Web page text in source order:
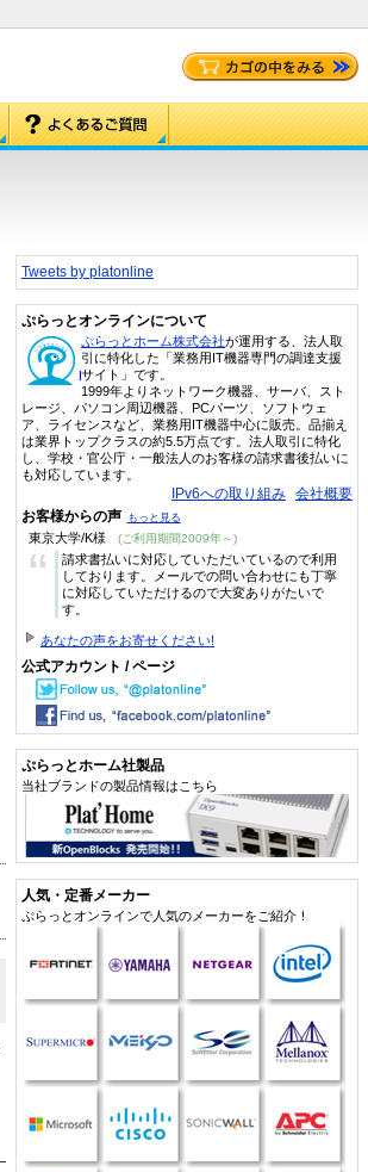
Tweets by platonline
ぷらっとオンラインについて
ぷらっとホーム株式会社が運用する、法人取
引に特化した「業務用IT機器専門の調達支援
サイト」です。
1999年よりネットワーク機器、サーバ、スト
レージ、パソコン周辺機器、PCパーツ、ソフトウェ
ア、ライセンスなど、業務用IT機器中心に販売。品揃え
は業界トップクラスの約5.5万点です。法人取引に特化
し、学校・官公庁・一般法人のお客様の請求書後払いに
も対応しています。
IPv6への取り組み 会社概要
お客様からの声 もっと見る
東京大学/K様 (ご利用期間2009年～)
“
請求書払いに対応していただいているので利用
しております。メールでの問い合わせにも丁寧
に対応していただけるので大変ありがたいで
す。
あなたの声をお寄せください!
公式アカウント / ページ
ぷらっとホーム社製品
当社ブランドの製品情報はこちら
人気・定番メーカー
ぷらっとオンラインで人気のメーカーをご紹介！